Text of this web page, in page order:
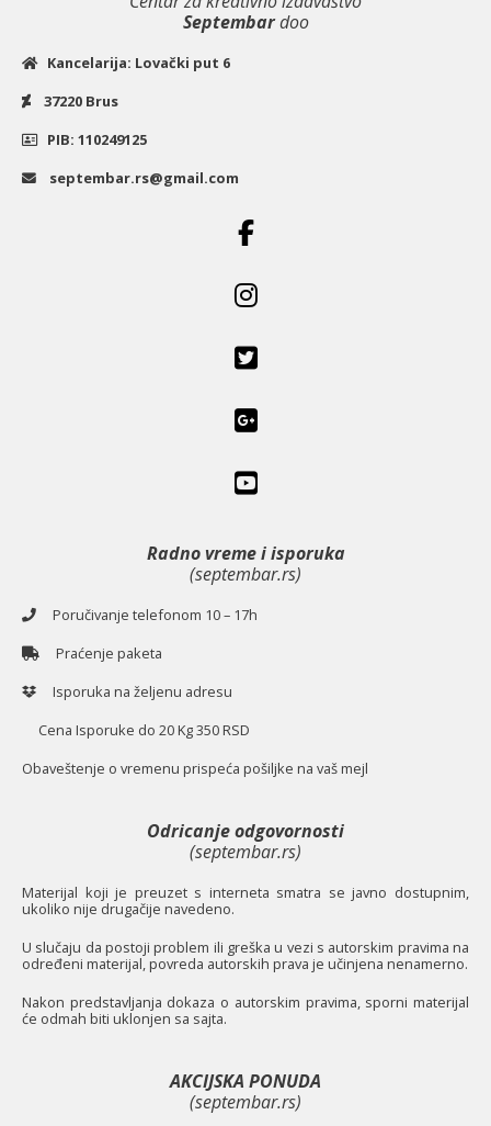
Krug
količina
Septembardoo
Kancelarija: Lovački put 6
37220 Brus
PIB: 110249125
septembar.rs@gmail.com
Radno vreme i isporuka
(septembar.rs)
Poručivanje telefonom 10 – 17h
Praćenje paketa
Isporuka na željenu adresu
Cena Isporuke do 20 Kg 350 RSD
Obaveštenje o vremenu prispeća pošiljke na vaš mejl
Odricanje odgovornosti
(septembar.rs)
Materijal koji je preuzet s interneta smatra se javno dostupnim,
ukoliko nije drugačije navedeno.
U slučaju da postoji problem ili greška u vezi s autorskim pravima na
određeni materijal, povreda autorskih prava je učinjena nenamerno.
Nakon predstavljanja dokaza o autorskim pravima, sporni materijal
će odmah biti uklonjen sa sajta.
AKCIJSKA PONUDA
(septembar.rs)